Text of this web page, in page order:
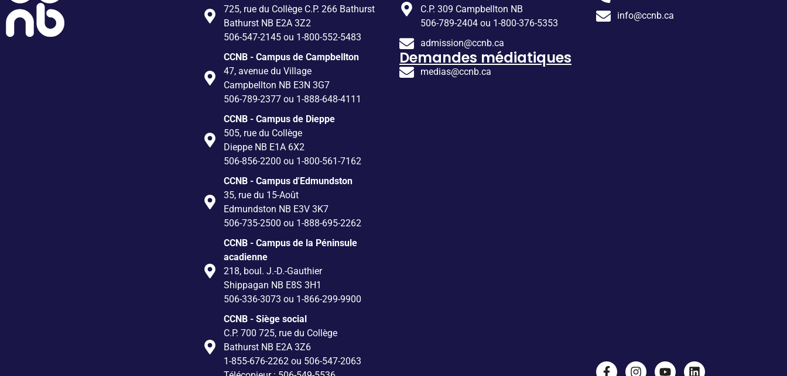
725, rue du Collège C.P. 266 Bathurst
Bathurst NB E2A 3Z2
506-547-2145 ou 1-800-552-5483
CCNB - Campus de Campbellton
47, avenue du Village
Campbellton NB E3N 3G7
506-789-2377 ou 1-888-648-4111
CCNB - Campus de Dieppe
505, rue du Collège
Dieppe NB E1A 6X2
506-856-2200 ou 1-800-561-7162
CCNB - Campus d'Edmundston
35, rue du 15-Août
Edmundston NB E3V 3K7
506-735-2500 ou 1-888-695-2262
CCNB - Campus de la Péninsule
acadienne
218, boul. J.-D.-Gauthier
Shippagan NB E8S 3H1
506-336-3073 ou 1-866-299-9900
CCNB - Siège social
C.P. 700 725, rue du Collège
Bathurst NB E2A 3Z6
1-855-676-2262 ou 506-547-2063
C.P. 309 Campbellton NB
506-789-2404 ou 1-800-376-5353
admission@ccnb.ca
Demandes médiatiques
medias@ccnb.ca
info@ccnb.ca